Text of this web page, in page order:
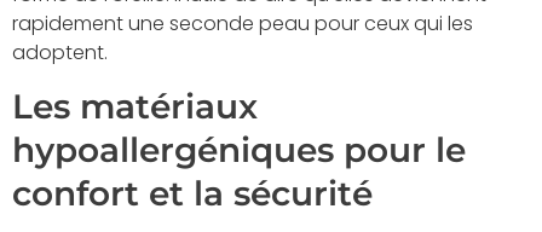
rapidement une seconde peau pour ceux qui les
adoptent.
Les matériaux
hypoallergéniques pour le
confort et la sécurité